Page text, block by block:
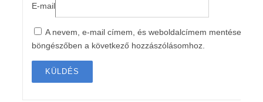
E-mail
A nevem, e-mail címem, és weboldalcímem mentése a
böngészőben a következő hozzászólásomhoz.